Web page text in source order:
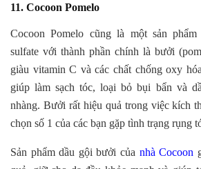
11. Cocoon Pomelo
Cocoon Pomelo cũng là một sản
sulfate với thành phần chính là bưởi
giàu vitamin C và các chất chống oxy
giúp làm sạch tóc, loại bỏ bụi bẩn và
nhàng. Bưởi rất hiệu quả trong việc kích
chọn số 1 của các bạn gặp tình trạng rụng
Sản phẩm dầu gội bưởi của nhà Cocoon